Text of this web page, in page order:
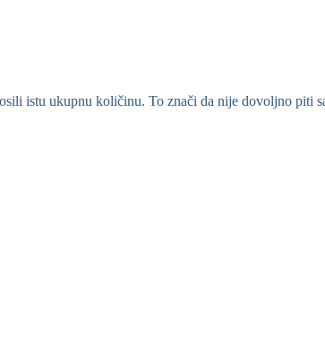
istu ukupnu količinu. To znači da nije dovoljno piti